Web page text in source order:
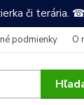
či terária.
podmienky O